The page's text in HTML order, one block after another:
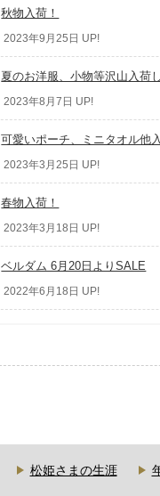
秋物入荷！
2023年9月25日 UP!
夏のお洋服、小物等沢山入荷
2023年8月7日 UP!
可愛いポーチ、ミニタオル他
2023年3月25日 UP!
春物入荷！
2023年3月18日 UP!
ベルダム 6月20日よりSALE
2022年6月18日 UP!
松姫さまの生涯